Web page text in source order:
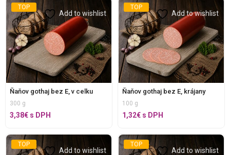
TOP
Add to wishlist
Ňaňov gothaj bez E, v celku
300 g
3,38€ s DPH
TOP
Add to wishlist
Ňaňov gothaj bez E, krájany
100 g
1,32€ s DPH
TOP
Add to wishlist
TOP
Add to wishlist